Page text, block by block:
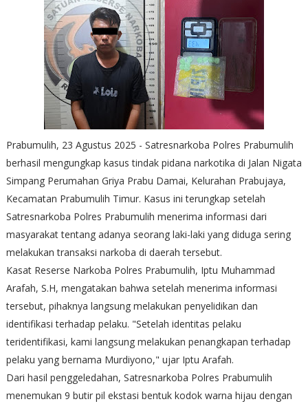
Prabumulih, 23 Agustus 2025 - Satresnarkoba Polres Prabumulih
berhasil mengungkap kasus tindak pidana narkotika di Jalan Nigata
Simpang Perumahan Griya Prabu Damai, Kelurahan Prabujaya,
Kecamatan Prabumulih Timur. Kasus ini terungkap setelah
Satresnarkoba Polres Prabumulih menerima informasi dari
masyarakat tentang adanya seorang laki-laki yang diduga sering
melakukan transaksi narkoba di daerah tersebut.
Kasat Reserse Narkoba Polres Prabumulih, Iptu Muhammad
Arafah, S.H, mengatakan bahwa setelah menerima informasi
tersebut, pihaknya langsung melakukan penyelidikan dan
identifikasi terhadap pelaku. "Setelah identitas pelaku
teridentifikasi, kami langsung melakukan penangkapan terhadap
pelaku yang bernama Murdiyono," ujar Iptu Arafah.
Dari hasil penggeledahan, Satresnarkoba Polres Prabumulih
menemukan 9 butir pil ekstasi bentuk kodok warna hijau dengan